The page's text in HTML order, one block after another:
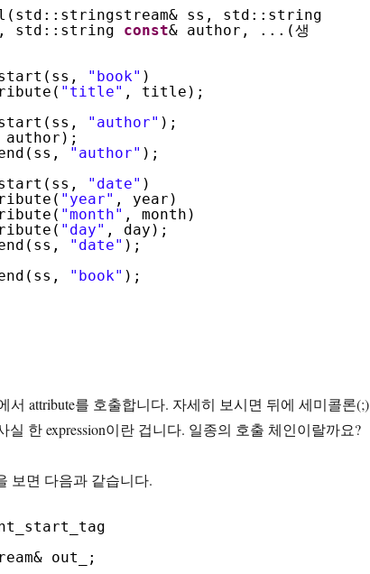
ss, std::string
std::string const& author, ...(생
"book" )
"title" , title);
"author" );
"author" );
"date" )
"year" , year)
"month" , month)
"day" , day);
"date" );
"book" );
서 attribute를 호출합니다. 자세히 보시면 뒤에 세미콜론(;)
한 expression이란 겁니다. 일종의 호출 체인이랄까요?
보면 다음과 같습니다.
out_;